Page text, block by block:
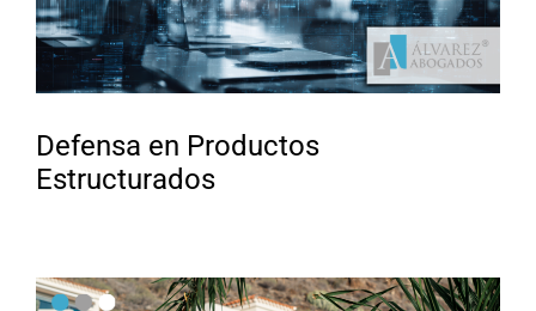
Defensa en Productos
Estructurados